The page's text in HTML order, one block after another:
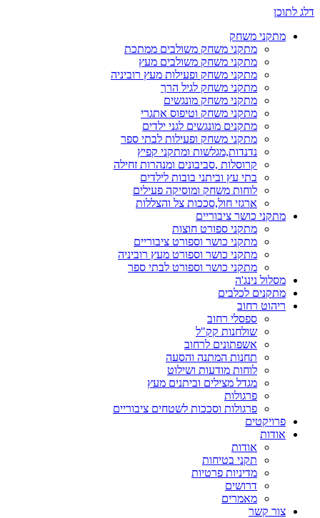
דלג לתוכן
מתקני משחק
מתקני משחק משולבים ממתכת
מתקני משחק משולבים מעץ
מתקני משחק ופעילות מעץ רוביניה
מתקני משחק לגיל הרך
מתקני משחק מונגשים
מתקני משחק וטיפוס אתגרי
מתקנים מונגשים לגני ילדים
מתקני משחק ופעילות לבתי ספר
נדנדות,מגלשות ומתקני קפיץ
קרוסלות ,סביבונים ומנהרות זחילה
בתי עץ וביתני בובות לילדים
לוחות משחק ומוסיקה פעילים
ארגזי חול,סככות צל והצללות
מתקני כושר ציבוריים
מתקני ספורט חוצות
מתקני כושר וספורט ציבוריים
מתקני כושר וספורט מעץ רוביניה
מתקני כושר וספורט לבתי ספר
מסלול נינג'ה
מתקנים לכלבים
ריהוט רחוב
ספסלי רחוב
שולחנות קק"ל
אשפתונים לרחוב
תחנות המתנה והסעה
לוחות מודעות ושילוט
מגדל מצילים וביתנים מעץ
פרגולות
פרגולות וסככות לשטחים ציבוריים
פרויקטים
אודות
אודות
תקני בטיחות
מדיניות פרטיות
דרושים
מאמרים
צור קשר